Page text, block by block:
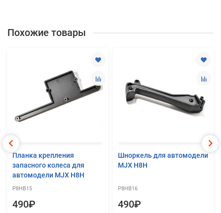
Похожие товары
Планка крепления
запасного колеса для
автомодели MJX H8H
P8HB15
490₽
Шноркель для автомодели
MJX H8H
P8HB16
490₽